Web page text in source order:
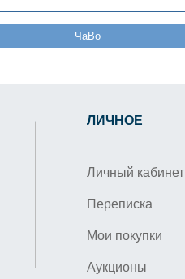
ЧаВо
ЛИЧНОЕ
Личный кабинет
Переписка
Мои покупки
Аукционы